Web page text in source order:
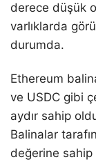
derece düşük
varlıklarda
durumda.
Ethereum
ve USDC gibi
aydır sahip
Balinalar
değerine sahip